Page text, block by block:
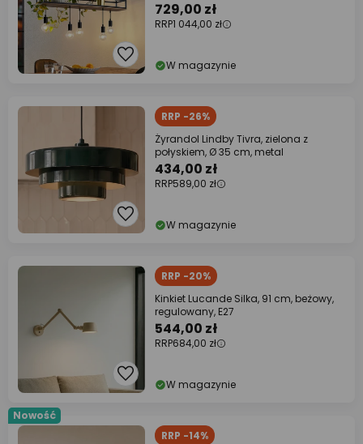
729,00 zł
RRP1 044,00 zł
W magazynie
RRP -26%
Żyrandol Lindby Tivra, zielona z
połyskiem, Ø 35 cm, metal
434,00 zł
RRP589,00 zł
W magazynie
RRP -20%
Kinkiet Lucande Silka, 91 cm, beżowy,
regulowany, E27
544,00 zł
RRP684,00 zł
W magazynie
Nowość
RRP -14%